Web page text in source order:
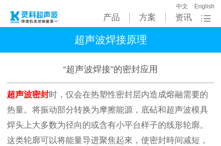
产品 方案 资讯
中文 English
超声波焊接原理
“超声波焊接”的密封应用
超声波密封时，仅会在热塑性密封层内造成熔融需要的
热量。将振动部分转换为摩擦能源，底砧和超声波模具
焊头上大多数为径向的或含有小平台样子的线形轮廓。
这类轮廓可以将能量导进聚焦起來，使密封時间减短，